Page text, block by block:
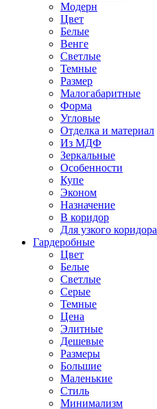
Модерн
Цвет
Белые
Венге
Светлые
Темные
Размер
Малогабаритные
Форма
Угловые
Отделка и материал
Из МДФ
Зеркальные
Особенности
Купе
Эконом
Назначение
В коридор
Для узкого коридора
Гардеробные
Цвет
Белые
Светлые
Серые
Темные
Цена
Элитные
Дешевые
Размеры
Большие
Маленькие
Стиль
Минимализм